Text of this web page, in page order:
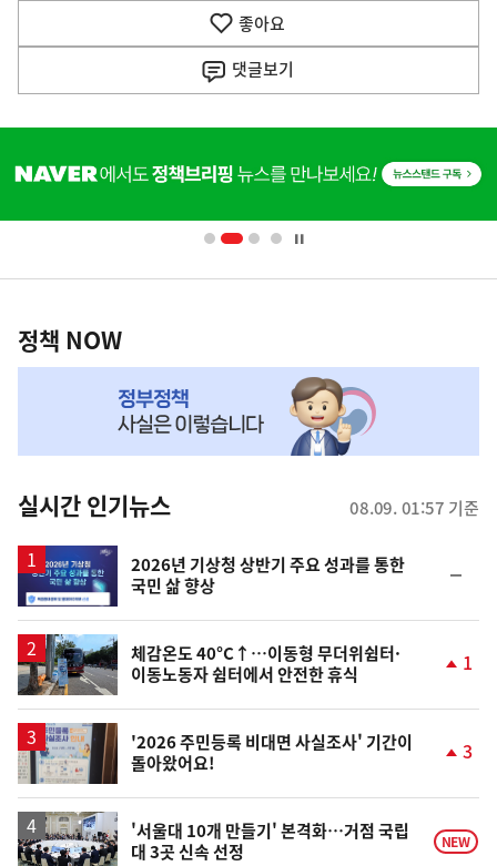
기
좋아요
댓글보기
단
영
책
NOW,
뉴
스
정책 NOW
실시간 인기뉴스 08.09. 01:57 기준
2026년 기상청 상반기 주요 성과를 통한
국민 삶 향상
일
체감온도 40°C↑…이동형 무더위쉼터·
이동노동자 쉼터에서 안전한 휴식
상
1
'2026 주민등록 비대면 사실조사' 기간이
돌아왔어요!
상
승
3
'서울대 10개 만들기' 본격화…거점 국립
대 3곳 신속 선정
NEW